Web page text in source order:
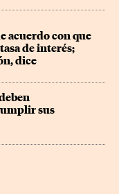
acuerdo con que
de interés;
dice
sus